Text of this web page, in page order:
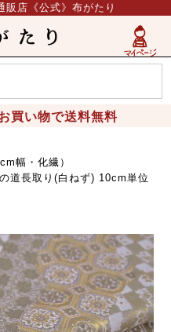
販店《公式》布がたり
買い物で送料無料
幅・化繊）
道長取り(白ねず) 10cm単位